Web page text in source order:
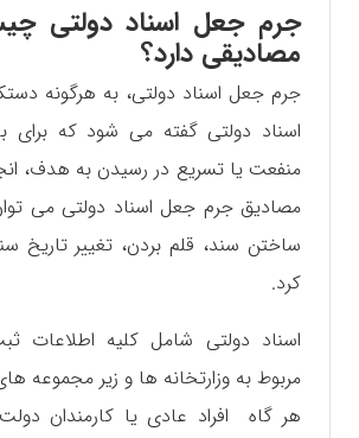
جرم جعل اسناد دولتی
مصادیقی دارد؟
جرم جعل اسناد دولتی، به هرگونه
اسناد دولتی گفته می شود که
منفعت یا تسریع در رسیدن به هدف،
مصادیق جرم جعل اسناد دولتی می
ساختن سند، قلم بردن، تغییر تاریخ
کرد.
اسناد دولتی شامل کلیه اطلاعات
مربوط به وزارتخانه ها و زیر مجموعه
هر گاه افراد عادی یا کارمندان